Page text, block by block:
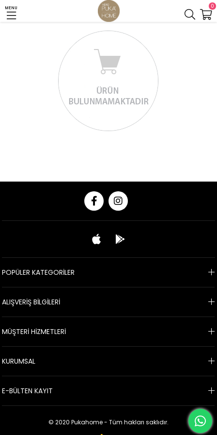
MENU 0
POPÜLER KATEGORİLER
ALIŞVERİŞ BİLGİLERİ
MÜŞTERİ HİZMETLERİ
KURUMSAL
E-BÜLTEN KAYIT
© 2020 Pukahome - Tüm hakları saklıdır.